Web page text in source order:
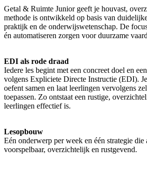
Getal & Ruimte Junior geeft je houvast,
methode is ontwikkeld op basis van
praktijk en de onderwijswetenschap. De
én automatiseren zorgen voor duurzame
EDI als rode draad
Iedere les begint met een concreet doel en
volgens Expliciete Directe Instructie (EDI).
oefent samen en laat leerlingen vervolgens
toepassen. Zo ontstaat een rustige,
leerlingen effectief is.
Lesopbouw
Eén onderwerp per week en één strategie
voorspelbaar, overzichtelijk en rustgevend.